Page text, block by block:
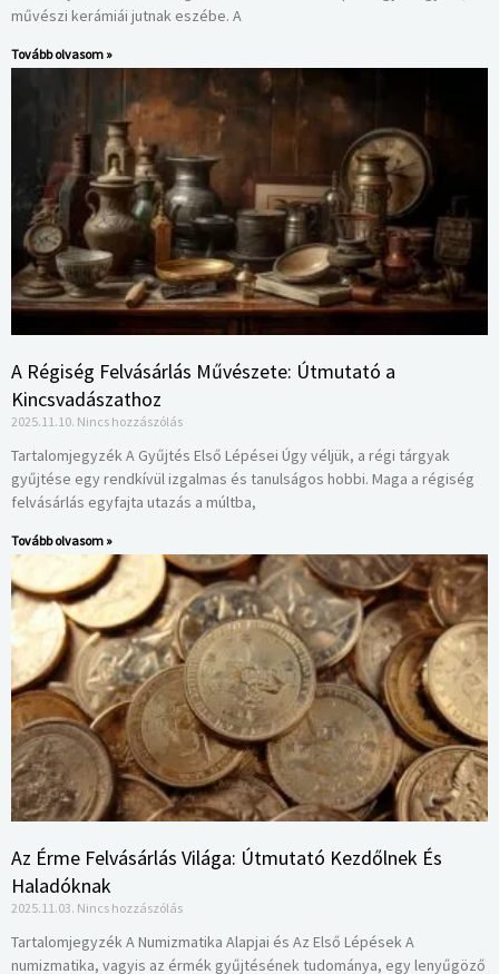
művészi kerámiái jutnak eszébe. A
Tovább olvasom »
A Régiség Felvásárlás Művészete: Útmutató a
Kincsvadászathoz
2025.11.10. Nincs hozzászólás
Tartalomjegyzék A Gyűjtés Első Lépései Úgy véljük, a régi tárgyak
gyűjtése egy rendkívül izgalmas és tanulságos hobbi. Maga a régiség
felvásárlás egyfajta utazás a múltba,
Tovább olvasom »
Az Érme Felvásárlás Világa: Útmutató Kezdőlnek És
Haladóknak
2025.11.03. Nincs hozzászólás
Tartalomjegyzék A Numizmatika Alapjai és Az Első Lépések A
numizmatika, vagyis az érmék gyűjtésének tudománya, egy lenyűgöző